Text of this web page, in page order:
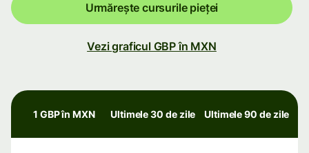
Urmărește cursurile pieței
Vezi graficul GBP în MXN
1 GBP în MXN Ultimele 30 de zile Ultimele 90 de zile